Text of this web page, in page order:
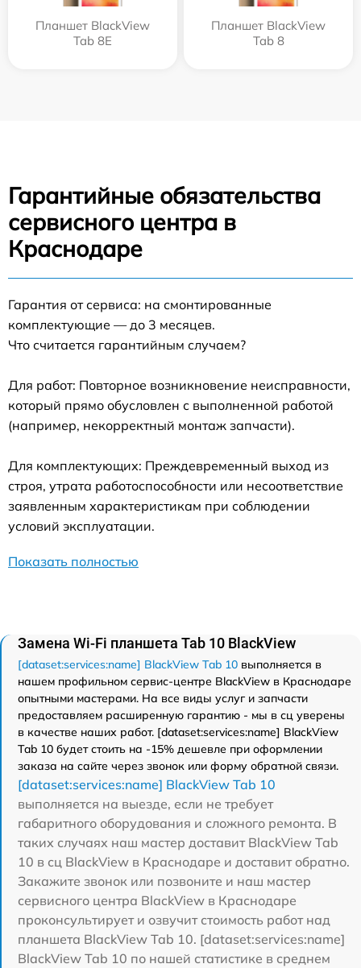
Планшет BlackView
Tab 8E
Планшет BlackView
Tab 8
Гарантийные обязательства
сервисного центра в
Краснодаре
Гарантия от сервиса: на смонтированные
комплектующие — до 3 месяцев.
Что считается гарантийным случаем?
Для работ: Повторное возникновение неисправности,
который прямо обусловлен с выполненной работой
(например, некорректный монтаж запчасти).
Для комплектующих: Преждевременный выход из
строя, утрата работоспособности или несоответствие
заявленным характеристикам при соблюдении
условий эксплуатации.
Показать полностью
Замена Wi-Fi планшета Tab 10 BlackView
[dataset:services:name] BlackView Tab 10 выполняется в
нашем профильном сервис-центре BlackView в Краснодаре
опытными мастерами. На все виды услуг и запчасти
предоставляем расширенную гарантию - мы в сц уверены
в качестве наших работ. [dataset:services:name] BlackView
Tab 10 будет стоить на -15% дешевле при оформлении
заказа на сайте через звонок или форму обратной связи.
[dataset:services:name] BlackView Tab 10
выполняется на выезде, если не требует
габаритного оборудования и сложного ремонта. В
таких случаях наш мастер доставит BlackView Tab
10 в сц BlackView в Краснодаре и доставит обратно.
Закажите звонок или позвоните и наш мастер
сервисного центра BlackView в Краснодаре
проконсультирует и озвучит стоимость работ над
планшета BlackView Tab 10. [dataset:services:name]
BlackView Tab 10 по нашей статистике в среднем